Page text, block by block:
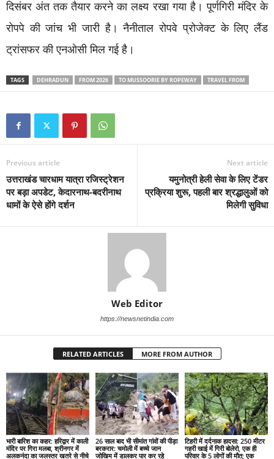
दिसंबर अंत तक तैयार करने का लक्ष्य रखा गया है। पूर्णगिरी मंदिर के
रोपपे की जांच भी जारी है। नैनीताल रोपवे प्रोजेक्ट के लिए लैंड
ट्रांसफर की एनओसी मिल गई है।
TAGS DEHRADUN FROM 2026 TO MUSSOORIE BY ROPEWAY TRAVEL FROM
Previous article
उत्तराखंड चारधाम यात्रा रजिस्ट्रेशन
पर बड़ा अपडेट, केदारनाथ-बदरीनाथ
धामों के ऐसे होंगे दर्शन
Next article
यमुनोत्री हेली सेवा के लिए टेंडर
प्रक्रिया शुरू, पहली बार श्रद्धालुओं को
मिलेगी सुविधा
Web Editor
https://newsnetindia.com
RELATED ARTICLES MORE FROM AUTHOR
भारी बारिश का कहर: हरिद्वार में काली
मंदिर पर गिरा मलबा, श्रीनगर में
अलकनंदा का जलस्तर खतरे से नीचे
26 साल बाद भी सीमांत गांवों की पीड़ा
बरकरार: चमोली में बच्चे जान
जोखिम में डालकर पार कर रहे
टिहरी में दर्दनाक हादसा: 250 मीटर
गहरी खाई में गिरी बोलेरो, एक ही
परिवार के 5 लोगों की मौत; एक